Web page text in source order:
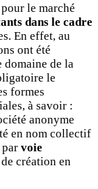
le marché
dans le cadre
En effet, au
ont été
domaine de la
le
formes
à savoir :
anonyme
en nom collectif
voie
création en